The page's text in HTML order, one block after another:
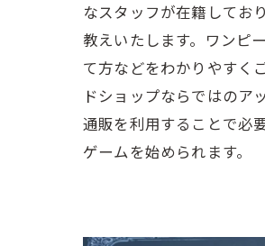
なスタッフが在籍してお
教えいたします。ワンピ
て方などをわかりやすく
ドショップならではのア
通販を利用することで必
ゲームを始められます。